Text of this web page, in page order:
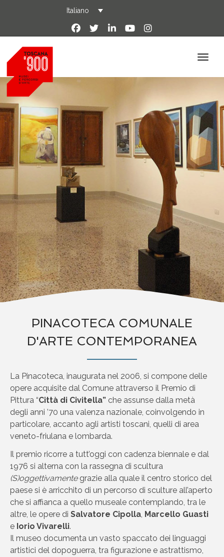
Italiano
PINACOTECA COMUNALE
D'ARTE CONTEMPORANEA
La Pinacoteca, inaugurata nel 2006, si compone delle
opere acquisite dal Comune attraverso il Premio di
Pittura “Città di Civitella” che assunse dalla metà
degli anni ’70 una valenza nazionale, coinvolgendo in
particolare, accanto agli artisti toscani, quelli di area
veneto-friulana e lombarda.
Il premio ricorre a tutt’oggi con cadenza biennale e dal
1976 si alterna con la rassegna di scultura
(S)oggettivamentegrazie alla quale il centro storico del
paese si è arricchito di un percorso di sculture all’aperto
che si affianca a quello museale contemplando, tra le
altre, le opere di Salvatore Cipolla, Marcello Guasti
e Iorio Vivarelli.
Il museo documenta un vasto spaccato dei linguaggi
artistici del dopoguerra, tra figurazione e astrattismo,